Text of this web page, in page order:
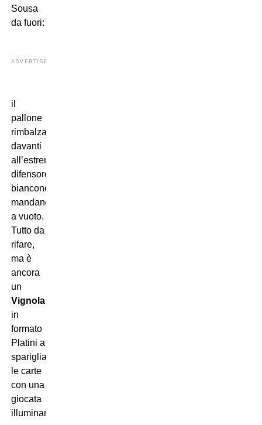
Sousa
da fuori:
ADVERTISEMENT
il
pallone
rimbalza
davanti
all’estremo
difensore
bianconero,
mandandolo
a vuoto.
Tutto da
rifare,
ma è
ancora
un
Vignola
in
formato
Platini a
sparigliare
le carte
con una
giocata
illuminante.